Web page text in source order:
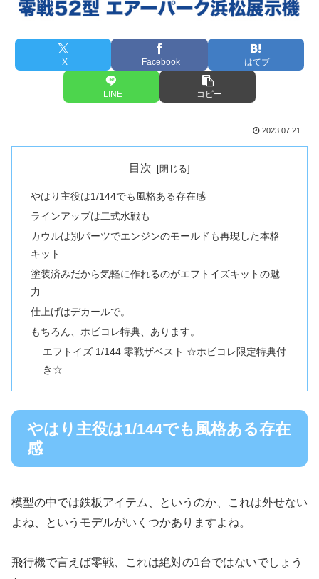
X Facebook はてブ
LINE コピー
2023.07.21
目次
やはり主役は1/144でも風格ある存在感
ラインアップは二式水戦も
カウルは別パーツでエンジンのモールドも再現した本格
キット
塗装済みだから気軽に作れるのがエフトイズキットの魅
力
仕上げはデカールで。
もちろん、ホビコレ特典、あります。
エフトイズ 1/144 零戦ザベスト ☆ホビコレ限定特典付
き☆
やはり主役は1/144でも風格ある存在
感
模型の中では鉄板アイテム、というのか、これは外せない
よね、というモデルがいくつかありますよね。
飛行機で言えば零戦、これは絶対の1台ではないでしょう